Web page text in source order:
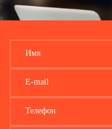
Имя
E-mail
Телефон